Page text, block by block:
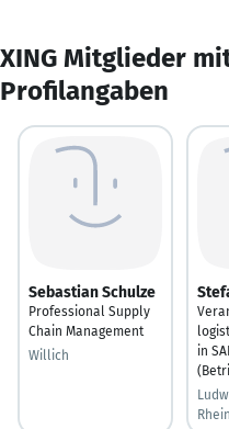
XING Mitglieder
Profilangaben
Sebastian Schulze
Professional Supply
Chain Management
Willich
in
Rhein